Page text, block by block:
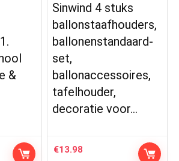
&
Sinwind 4 stuks
ballonstaafhouders,
ballonenstandaard-
set,
ballonaccessoires,
tafelhouder,
decoratie voor…
€13.98